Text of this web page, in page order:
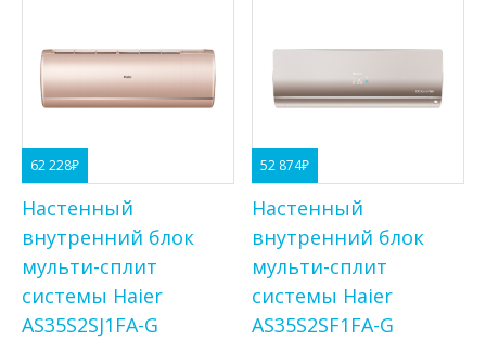
62 228₽
Настенный
внутренний блок
мульти-сплит
системы Haier
AS35S2SJ1FA-G
52 874₽
Настенный
внутренний блок
мульти-сплит
системы Haier
AS35S2SF1FA-G